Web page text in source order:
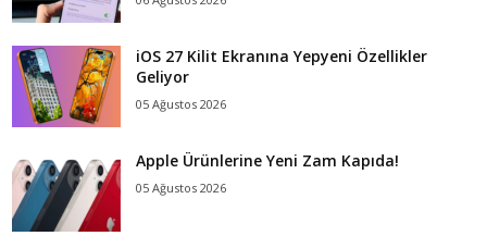
iOS 27 Kilit Ekranına Yepyeni Özellikler
Geliyor
05 Ağustos 2026
Apple Ürünlerine Yeni Zam Kapıda!
05 Ağustos 2026